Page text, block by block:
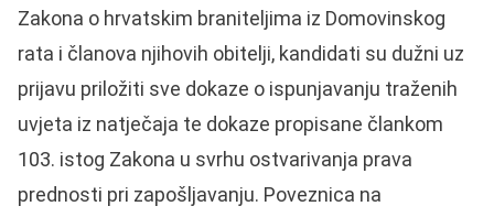
Zakona o hrvatskim braniteljima iz Domovinskog
rata i članova njihovih obitelji, kandidati su dužni uz
prijavu priložiti sve dokaze o ispunjavanju traženih
uvjeta iz natječaja te dokaze propisane člankom
103. istog Zakona u svrhu ostvarivanja prava
prednosti pri zapošljavanju. Poveznica na